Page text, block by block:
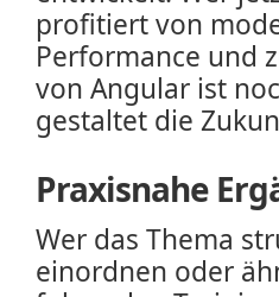
profitiert von
Performance und
von Angular ist
gestaltet die
Praxisnahe
Wer das Thema
einordnen oder